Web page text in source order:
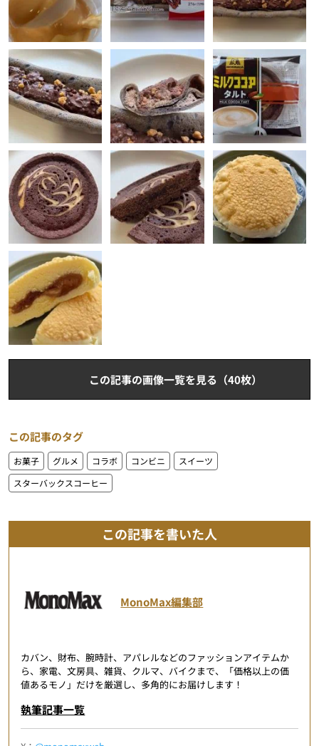
この記事の画像一覧を見る（40枚）
この記事のタグ
お菓子 グルメ コラボ コンビニ
スイーツ
スターバックスコーヒー
この記事を書いた人
MonoMax編集部
カバン、財布、腕時計、アパレルなどのファッションアイテムか
ら、家電、文房具、雑貨、クルマ、バイクまで、「価格以上の価
値あるモノ」だけを厳選し、多角的にお届けします！
執筆記事一覧